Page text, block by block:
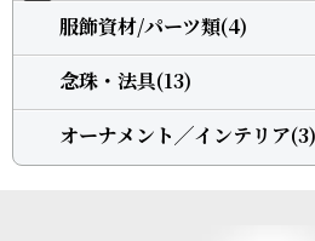
服飾資材/パーツ類(4)
念珠・法具(13)
オーナメント╱インテリア(3)